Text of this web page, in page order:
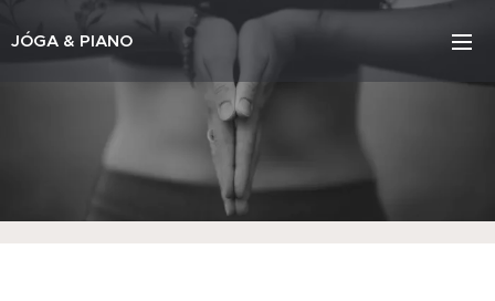
JÓGA & PIANO